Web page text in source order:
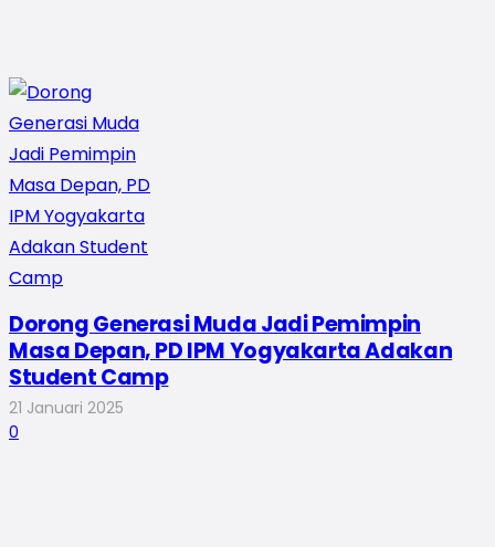
Dorong Generasi Muda Jadi Pemimpin
Masa Depan, PD IPM Yogyakarta Adakan
Student Camp
21 Januari 2025
0